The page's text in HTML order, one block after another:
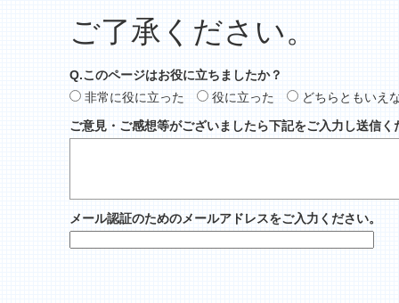
ご了承ください。
Q.このページはお役に立ちましたか？
非常に役に立った
役に立った
どちらともいえ
ご意見・ご感想等がございましたら下記をご入力し送信く
メール認証のためのメールアドレスをご入力ください。